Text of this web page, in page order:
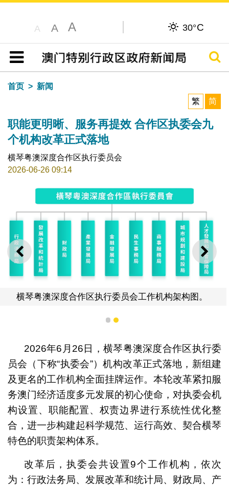
A A A 30°C
目录
搜寻
首页
新闻
繁
简
职能更明晰、服务再提效 合作区执委会九
个机构改革正式落地
横琴粤澳深度合作区执行委员会
2026-06-26 09:14
上一则 下一
横琴粤澳深度合作区执行委员会工作机构架构图。
1 2
2026年6月26日，横琴粤澳深度合作区执行委
员会（下称“执委会”）机构改革正式落地，新组建
及更名的工作机构全面挂牌运作。本轮改革紧扣服
务澳门经济适度多元发展的初心使命，对执委会机
构设置、职能配置、权责边界进行系统性优化整
合，进一步构建起科学规范、运行高效、契合横琴
特色的职责架构体系。
改革后，执委会共设置9个工作机构，依次
为：行政法务局、发展改革和统计局、财政局、产